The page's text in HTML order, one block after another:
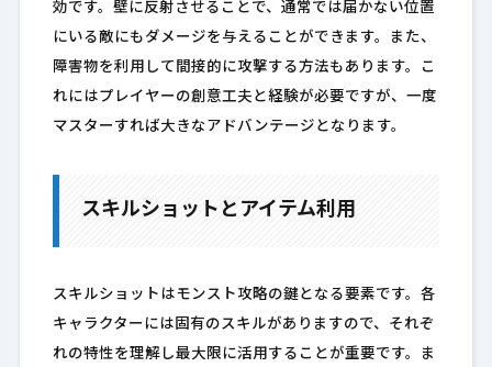
効です。壁に反射させることで、通常では届かない位置
にいる敵にもダメージを与えることができます。また、
障害物を利用して間接的に攻撃する方法もあります。こ
れにはプレイヤーの創意工夫と経験が必要ですが、一度
マスターすれば大きなアドバンテージとなります。
スキルショットとアイテム利用
スキルショットはモンスト攻略の鍵となる要素です。各
キャラクターには固有のスキルがありますので、それぞ
れの特性を理解し最大限に活用することが重要です。ま